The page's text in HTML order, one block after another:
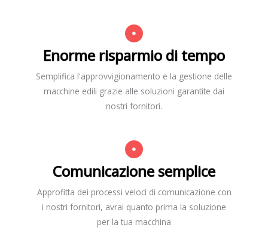
Enorme risparmio di tempo
Semplifica l'approvvigionamento e la gestione delle
macchine edili grazie alle soluzioni garantite dai
nostri fornitori.
Comunicazione semplice
Approfitta dei processi veloci di comunicazione con
i nostri fornitori, avrai quanto prima la soluzione
per la tua macchina